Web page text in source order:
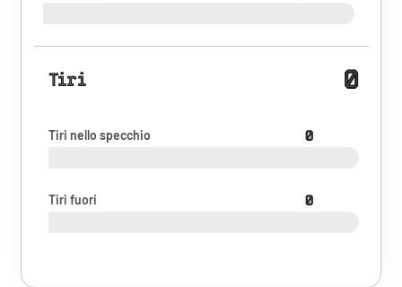
Tiri 0
Tiri nello specchio 0
Tiri fuori 0